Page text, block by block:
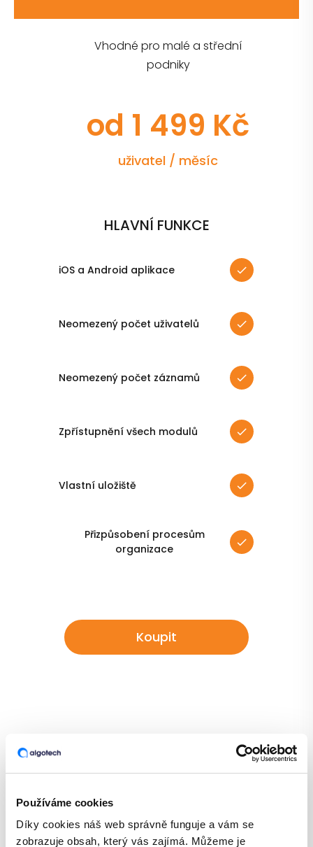
Používáme cookies
Díky cookies náš web správně funguje a vám se
zobrazuje obsah, který vás zajímá. Můžeme je
Vhodné pro malé a střední
podniky
od 1 499 Kč
uživatel / měsíc
HLAVNÍ FUNKCE
iOS a Android aplikace
Neomezený počet uživatelů
Neomezený počet záznamů
Zpřístupnění všech modulů
Vlastní uložiště
Přizpůsobení procesům
organizace
Koupit
Více než 50 uživatelů
Vhodné pro větší firmy